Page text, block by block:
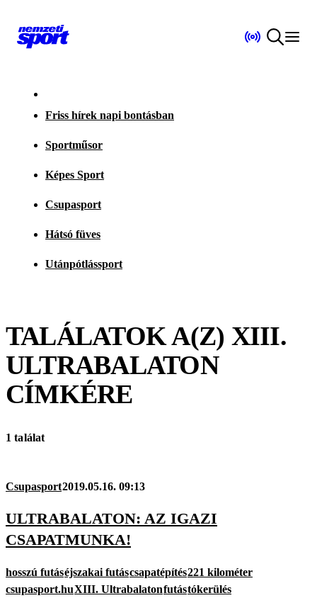
Friss hírek napi bontásban
Sportműsor
Képes Sport
Csupasport
Hátsó füves
Utánpótlássport
TALÁLATOK A(Z) XIII.
ULTRABALATON
CÍMKÉRE
1 találat
Csupasport2019.05.16. 09:13
ULTRABALATON: AZ IGAZI
CSAPATMUNKA!
hosszú futáséjszakai futáscsapatépítés221 kilométer
csupasport.huXIII. Ultrabalatonfutástókerülés